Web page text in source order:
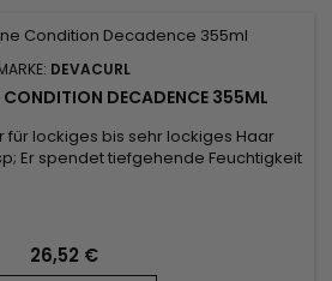
DEVACURL
DECADENCE 355ML
für lockiges bis sehr lockiges Haar
Er spendet tiefgehende Feuchtigkeit
während Quinoa wichtige Proteine
liefert....
26,52 €